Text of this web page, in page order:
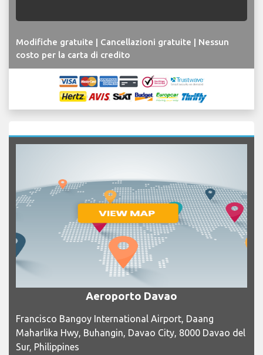
Modifiche gratuite | Cancellazioni gratuite | Nessun
costo per la carta di credito
Aeroporto Davao
Francisco Bangoy International Airport, Daang
Maharlika Hwy, Buhangin, Davao City, 8000 Davao del
Sur, Philippines